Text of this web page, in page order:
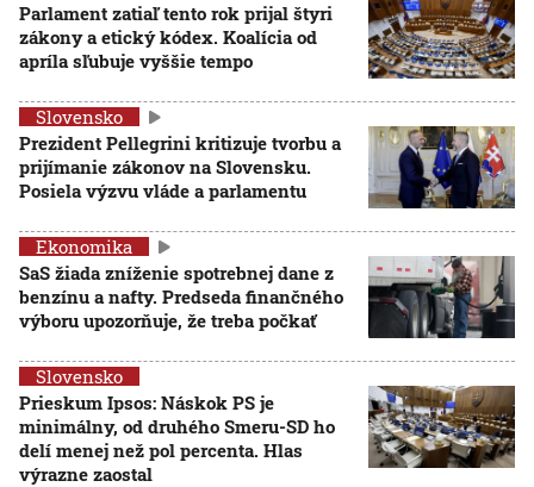
Parlament zatiaľ tento rok prijal štyri
zákony a etický kódex. Koalícia od
apríla sľubuje vyššie tempo
Slovensko
Prezident Pellegrini kritizuje tvorbu a
prijímanie zákonov na Slovensku.
Posiela výzvu vláde a parlamentu
Ekonomika
SaS žiada zníženie spotrebnej dane z
benzínu a nafty. Predseda finančného
výboru upozorňuje, že treba počkať
Slovensko
Prieskum Ipsos: Náskok PS je
minimálny, od druhého Smeru-SD ho
delí menej než pol percenta. Hlas
výrazne zaostal